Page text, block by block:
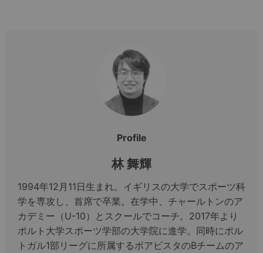
Profile
林 舞輝
1994年12月11日生まれ。イギリスの大学でスポーツ科
学を専攻し、首席で卒業。在学中、チャールトンのア
カデミー（U-10）とスクールでコーチ。2017年より
ポルト大学スポーツ学部の大学院に進学。同時にポル
トガル1部リーグに所属するボアビスタのBチームのア